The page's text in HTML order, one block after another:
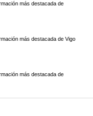
más destacada de
más destacada de Vigo
más destacada de